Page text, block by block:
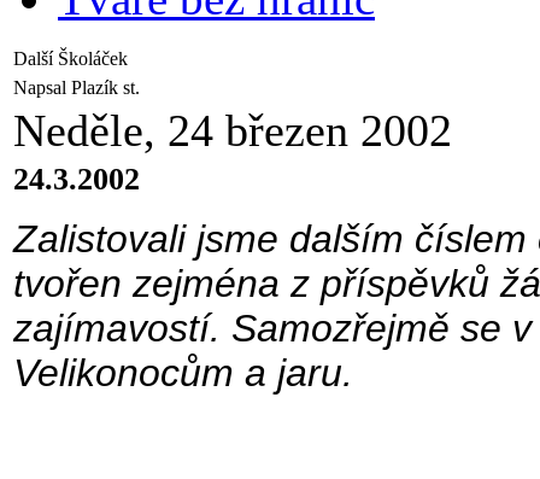
Další Školáček
Napsal Plazík st.
Neděle, 24 březen 2002
24.3.2002
Zalistovali jsme dalším
tvořen zejména z příspěvků
zajímavostí. Samozřejmě se
Velikonocům a jaru.